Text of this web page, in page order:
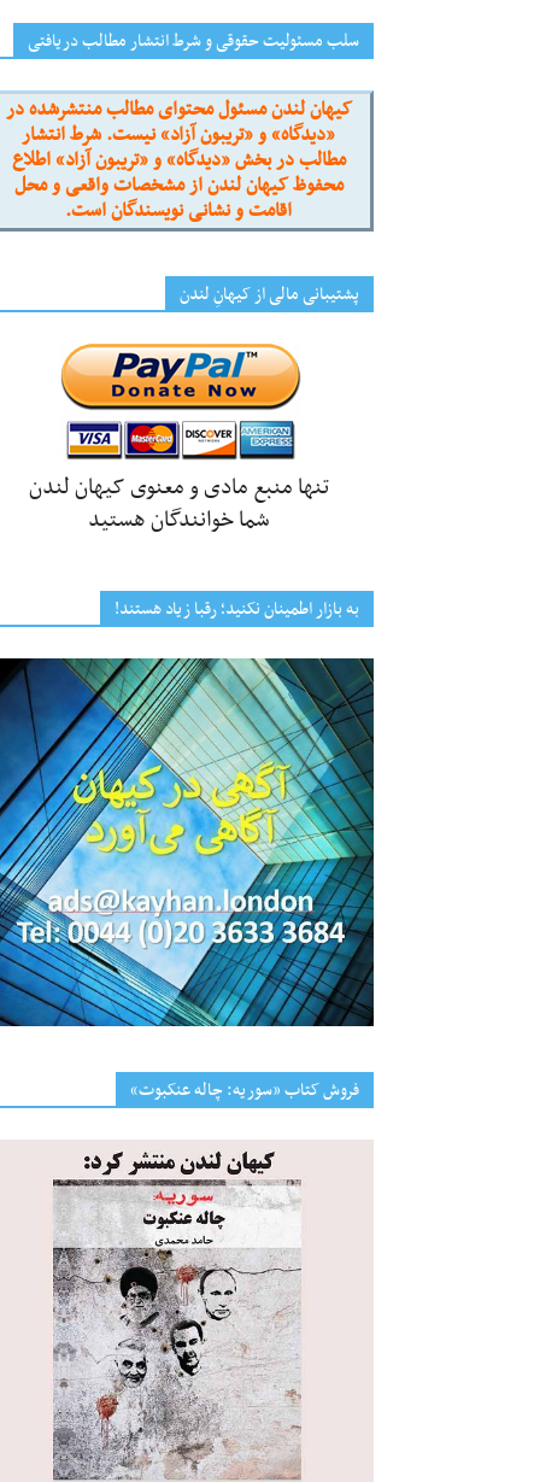
سلب مسئولیت حقوقی و شرط انتشار مطالب دریافتی
کیهان لندن مسئول محتوای مطالب منتشرشده در
«دیدگاه» و «تریبون آزاد» نیست. شرط انتشار
مطالب در بخش «دیدگاه» و «تریبون آزاد» اطلاع
محفوظ کیهان لندن از مشخصات واقعی و محل
اقامت و نشانی نویسندگان است.
پشتیبانی مالی از کیهانِ لندن
تنها منبع مادی و معنوی کیهان لندن
شما خوانندگان هستید
به بازار اطمینان نکنید؛ رقبا زیاد هستند!
فروش کتاب «سوریه: چاله عنکبوت»